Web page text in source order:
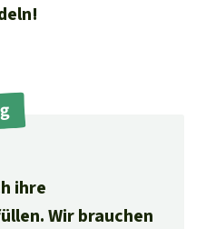
und Soja
Ausgaben
Region
ihre
Wir brauchen